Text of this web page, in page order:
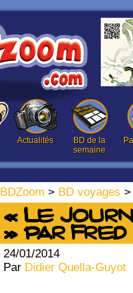
Actualités
BD de la
semaine
BDZoom > BD voyages >
« Le
» par Fred
24/01/2014
Par Didier Quella-Guyot